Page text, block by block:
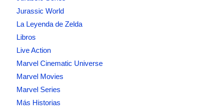
Jurassic World
La Leyenda de Zelda
Libros
Live Action
Marvel Cinematic Universe
Marvel Movies
Marvel Series
Más Historias